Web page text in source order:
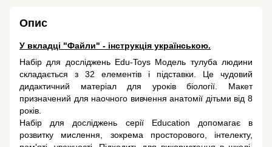
Опис
У вкладці "Файли" - інструкція українською.
Набір для досліджень Edu-Toys Модель тулуба людини
складається з 32 елементів і підставки. Це чудовий
дидактичний матеріал для уроків біології. Макет
призначений для наочного вивчення анатомії дітьми від 8
років.
Набір для досліджень серії Education допомагає в
розвитку мислення, зокрема просторового, інтелекту,